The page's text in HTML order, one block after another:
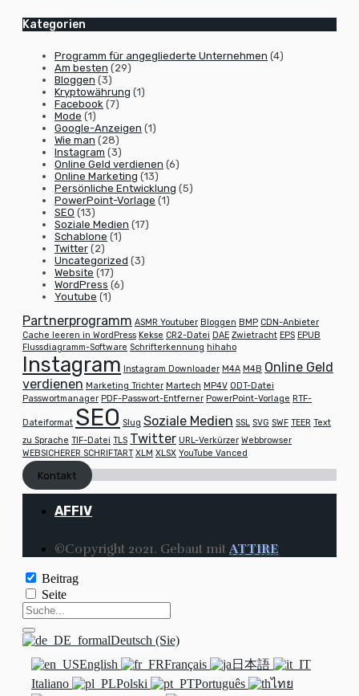
Kategorien
Programm für angegliederte Unternehmen (4)
Am besten (29)
Bloggen (3)
Kryptowährung (1)
Facebook (7)
Mode (1)
Google-Anzeigen (1)
Wie man (28)
Instagram (3)
Online Geld verdienen (6)
Online Marketing (13)
Persönliche Entwicklung (5)
PowerPoint-Vorlage (1)
SEO (13)
Soziale Medien (17)
Schablone (1)
Twitter (2)
Uncategorized (3)
Website (17)
WordPress (6)
Youtube (1)
Partnerprogramm ASMR Youtuber Bloggen BMP CDN-Anbieter
Cache leeren in WordPress Kekse CR2-Datei DAE Zwietracht EPS EPUB
Flussdiagramm-Software Schrifterkennung hihaho
Instagram Instagram Downloader M4A M4B Online Geld
verdienen Marketing Trichter Martech MP4V ODT-Datei
Passwortmanager PDF-Passwort-Entferner PowerPoint-Vorlage RTF-
Dateiformat SEO Slug Soziale Medien SSL SVG SWF TEER Text
zu Sprache TIF-Datei TLS Twitter URL-Verkürzer Webbrowser
WEBSICHERER SCHRIFTART XLM XLSX YouTube Vanced
Kontakt
AFFIV
©Copyright 2021. Gebaut mit ATTIRE
Beitrag
Seite
Deutsch (Sie)
English
Français
日本語
Italiano
Polski Português
ไทย